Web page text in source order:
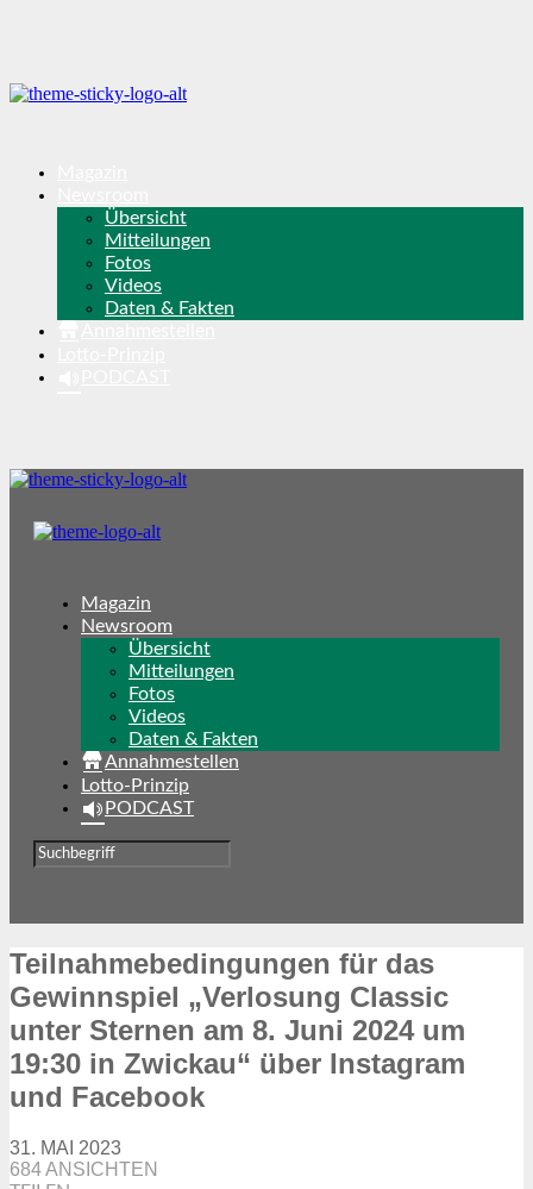
Übersicht
Mitteilungen
Fotos
Videos
Daten & Fakten
Magazin
Newsroom
Übersicht
Mitteilungen
Fotos
Videos
Daten & Fakten
Annahmestellen
Lotto-Prinzip
PODCAST
Teilnahmebedingungen für das
Gewinnspiel „Verlosung Classic
unter Sternen am 8. Juni 2024 um
19:30 in Zwickau“ über Instagram
und Facebook
31. MAI 2023
684 ANSICHTEN